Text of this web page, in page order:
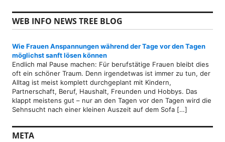
WEB INFO NEWS TREE BLOG
Wie Frauen Anspannungen während der Tage vor den Tagen
möglichst sanft lösen können
Endlich mal Pause machen: Für berufstätige Frauen bleibt dies
oft ein schöner Traum. Denn irgendetwas ist immer zu tun, der
Alltag ist meist komplett durchgeplant mit Kindern,
Partnerschaft, Beruf, Haushalt, Freunden und Hobbys. Das
klappt meistens gut – nur an den Tagen vor den Tagen wird die
Sehnsucht nach einer kleinen Auszeit auf dem Sofa […]
META